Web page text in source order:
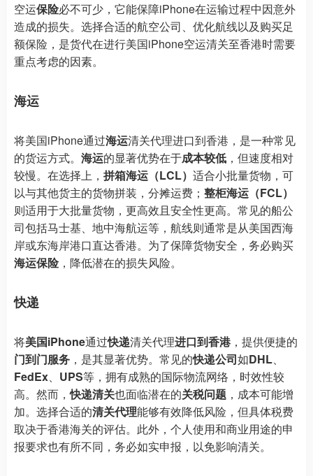
空运保险必不可少，它能保障iPhone在运输过程中因意外
造成的损失。选择合适的航空公司、优化航线以及购买足
额保险，是货代在进行美国iPhone空运清关至香港时需要
重点考虑的因素。
海运
将美国iPhone通过海运清关代理进口到香港，是一种常见
的货运方式。 海运的显著优势在于成本较低 ，但速度相对
较慢。在选择上， 拼箱海运（LCL） 适合小批量货物，可
以与其他货主的货物拼装，分摊运费； 整柜海运（FCL）
则适用于大批量货物，更高效且安全性更高。常见的船公
司包括马士基、地中海航运等，航线则通常是从美国西海
岸或东海岸港口直达香港。为了保障货物安全，务必购买
海运保险，降低潜在的损失风险。
快递
将美国iPhone通过快递清关代理进口到香港，提供便捷的
门到门服务 ，是其显著优势。常见的快递公司如DHL、
FedEx、 UPS等，拥有成熟的国际物流网络，时效性较
高。然而，快递清关也面临潜在的关税问题 ，成本可能增
加。选择合适的清关代理能够有效降低风险，但具体税费
取决于香港海关的评估。此外，个人使用和商业用途的申
报要求也有所不同，务必如实申报，以免影响清关。